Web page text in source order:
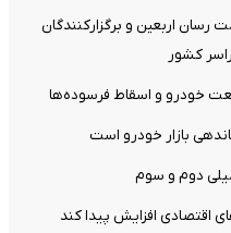
رسان اربعین و برگزارکنندگان
کشور
خودرو و اسقاط فرسوده‌ها
بازار خودرو است
دوم و سوم
اقتصادی افزایش پیدا کند